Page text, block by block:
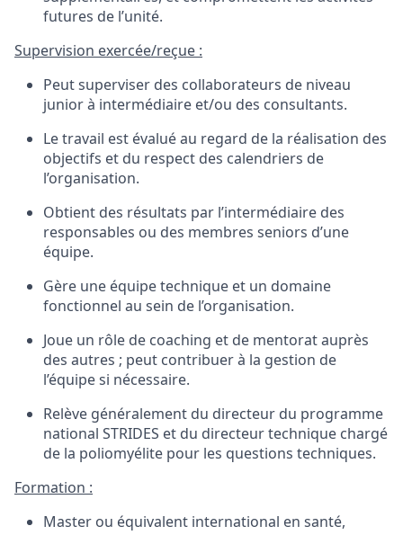
futures de l’unité.
Supervision exercée/reçue :
Peutsuperviser des collaborateurs de niveau
juniorà intermédiaire et/ou des consultants.
Le travail est évaluéau regard de la réalisation des
objectifs et du respect des calendriers de
l’organisation.
Obtient des résultats par l’intermédiaire des
responsables ou des membres seniors d’une
équipe.
Gère une équipe technique et un domaine
fonctionnel au sein de l’organisation.
Joue un rôle de coaching et de mentoratauprès
des autres ; peut contribuerà la gestion de
l’équipesi nécessaire.
Relève généralement du directeur du programme
national STRIDES et du directeurtechnique chargé
de la poliomyélite pour les questions techniques.
Formation :
Master ou équivalent international en santé,